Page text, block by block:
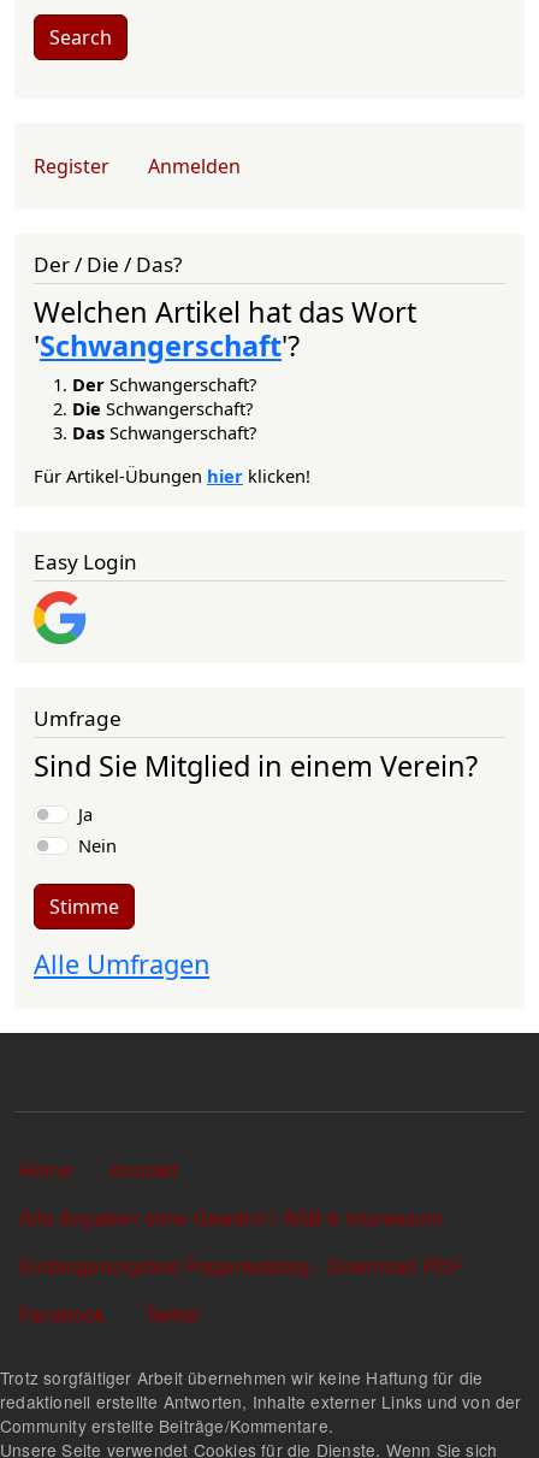
Search
User account menu
Register Anmelden
Der / Die / Das?
Welchen Artikel hat das Wort
'Schwangerschaft'?
Der Schwangerschaft?
Die Schwangerschaft?
Das Schwangerschaft?
Für Artikel-Übungen hier klicken!
Easy Login
Umfrage
Sind Sie Mitglied in einem Verein?
Auswahlmöglichkeiten
Ja
Nein
Stimme
Alle Umfragen
Sekundärlinks
Home
Kontakt
Alle Angaben ohne Gewähr! | AGB & Impressum
Einbürgerungstest Fragenkatalog - Download PDF
Facebook
Twitter
Trotz sorgfältiger Arbeit übernehmen wir keine Haftung für die
redaktionell erstellte Antworten, Inhalte externer Links und von der
Community erstellte Beiträge/Kommentare.
Unsere Seite verwendet Cookies für die Dienste. Wenn Sie sich